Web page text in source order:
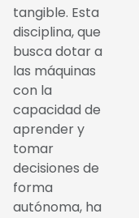
tangible. Esta
disciplina, que
busca dotar a
las máquinas
con la
capacidad de
aprender y
tomar
decisiones de
forma
autónoma, ha